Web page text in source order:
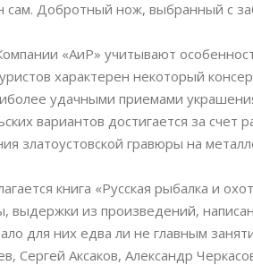
Добротный нож, выбранный с
«АиР» учитывают
характерен некоторый
удачными приемами
вариантов достигается за счет
златоустовской гравюры на
книга «Русская рыбалка и
выдержки из произведений,
для них едва ли не главным
Сергей Аксаков, Александр